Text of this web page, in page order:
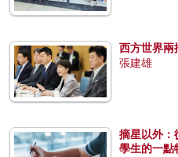
西方世界兩
張建雄
摘星以外：
學生的一點